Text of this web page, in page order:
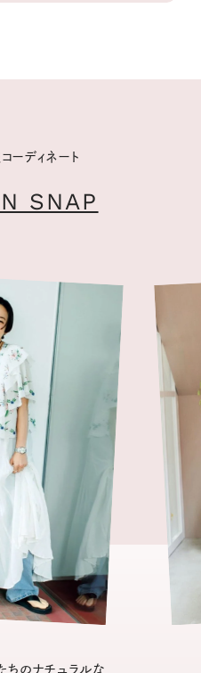
ーディネート
SNAP
ちのナチュラルな